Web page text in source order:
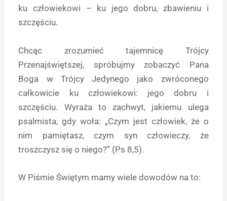
ku człowiekowi – ku jego dobru, zbawieniu i
szczęściu.
Chcąc zrozumieć tajemnicę Trójcy
Przenajświętszej, spróbujmy zobaczyć Pana
Boga w Trójcy Jedynego jako zwróconego
całkowicie ku człowiekowi: jego dobru i
szczęściu. Wyraża to zachwyt, jakiemu ulega
psalmista, gdy woła: „Czym jest człowiek, że o
nim pamiętasz, czym syn człowieczy, że
troszczysz się o niego?” (Ps 8,5).
W Piśmie Świętym mamy wiele dowodów na to: